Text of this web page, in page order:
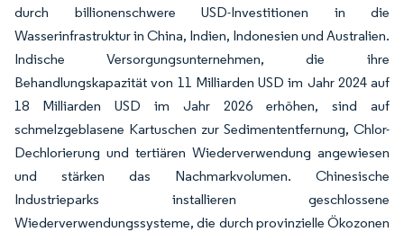
durch billionenschwere USD-Investitionen in die
Wasserinfrastruktur in China, Indien, Indonesien und Australien.
Indische Versorgungsunternehmen, die ihre
Behandlungskapazität von 11 Milliarden USD im Jahr 2024 auf
18 Milliarden USD im Jahr 2026 erhöhen, sind auf
schmelzgeblasene Kartuschen zur Sedimententfernung, Chlor-
Dechlorierung und tertiären Wiederverwendung angewiesen
und stärken das Nachmarkvolumen. Chinesische
Industrieparks installieren geschlossene
Wiederverwendungssysteme, die durch provinzielle Ökozonen